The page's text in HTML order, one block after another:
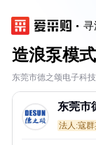
寻
造浪泵模
东莞市德之颂电子科
东莞市
法人:寇